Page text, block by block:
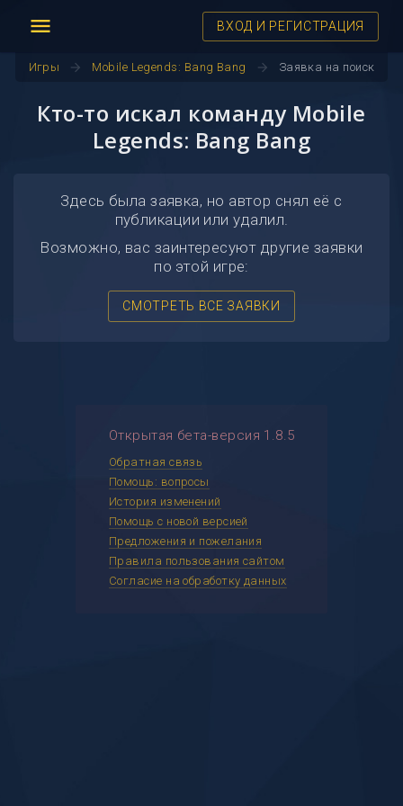
menu ВХОД И РЕГИСТРАЦИЯ
Игры arrow_forward Mobile Legends: Bang Bang arrow_forward Заявка на поиск
Кто-то искал команду Mobile
Legends: Bang Bang
Здесь была заявка, но автор снял её с
публикации или удалил.
Возможно, вас заинтересуют другие заявки
по этой игре:
СМОТРЕТЬ ВСЕ ЗАЯВКИ
Открытая бета-версия 1.8.5
Обратная связь
Помощь: вопросы
История изменений
Помощь с новой версией
Предложения и пожелания
Правила пользования сайтом
Согласие на обработку данных